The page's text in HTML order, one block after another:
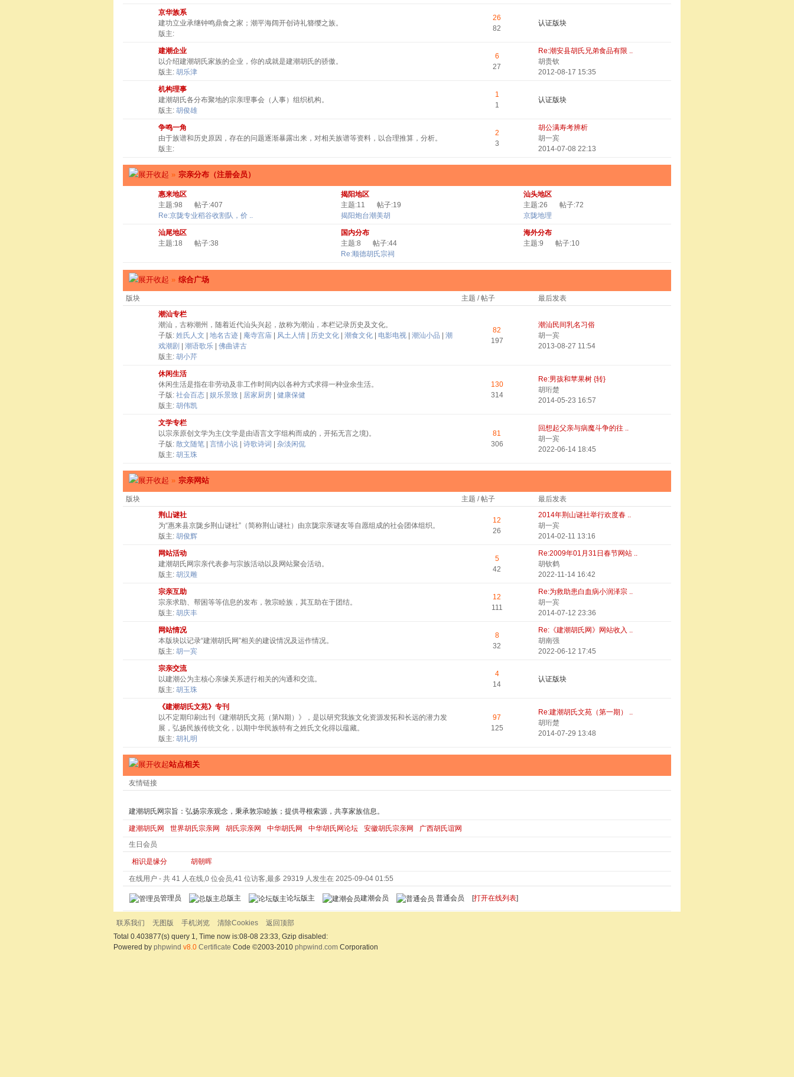
京华族系
建功立业承继钟鸣鼎食之家；潮平海阔开创诗礼簪缨之族。
版主:
26
82
认证版块
建潮企业
以介绍建潮胡氏家族的企业，你的成就是建潮胡氏的骄傲。
版主: 胡乐津
6
27
Re:潮安县胡氏兄弟食品有限 ..
胡贵钦
2012-08-17 15:35
机构理事
建潮胡氏各分布聚地的宗亲理事会（人事）组织机构。
版主: 胡俊雄
1
1
认证版块
争鸣一角
由于族谱和历史原因，存在的问题逐渐暴露出来，对相关族谱等资料，以合理推算，分析。
版主:
2
3
胡公满寿考辨析
胡一宾
2014-07-08 22:13
» 宗亲分布（注册会员）
惠来地区
主题:98
帖子:407
Re:京陇专业稻谷收割队，价 ..
揭阳地区
主题:11
帖子:19
揭阳炮台潮美胡
汕头地区
主题:26
帖子:72
京陇地理
汕尾地区
主题:18
帖子:38
国内分布
主题:8
帖子:44
Re:顺德胡氏宗祠
海外分布
主题:9
帖子:10
» 综合广场
版块 主题 / 帖子
最后发表
潮汕专栏
潮汕，古称潮州，随着近代汕头兴起，故称为潮汕，本栏记录历史及文化。
子版: 姓氏人文 地名古迹 庵寺宫庙 风土人情 历史文化 潮食文化 电影电视 潮汕小品
潮
戏潮剧
潮语歌乐
佛曲讲古
版主: 胡小芹
82
197
潮汕民间乳名习俗
胡一宾
2013-08-27 11:54
休闲生活
休闲生活是指在非劳动及非工作时间内以各种方式求得一种业余生活。
子版: 社会百态 娱乐景致 居家厨房
健康保健
版主: 胡伟凯
130
314
Re:男孩和苹果树 {转}
胡珩楚
2014-05-23 16:57
文学专栏
以宗亲原创文学为主(文学是由语言文字组构而成的，开拓无言之境)。
子版: 散文随笔 言情小说 诗歌诗词
杂淡闲侃
版主: 胡玉珠
81
306
回想起父亲与病魔斗争的往 ..
胡一宾
2022-06-14 18:45
» 宗亲网站
版块 主题 / 帖子
最后发表
荆山谜社
为“惠来县京陇乡荆山谜社”（简称荆山谜社）由京陇宗亲谜友等自愿组成的社会团体组织。
版主: 胡俊辉
12
26
2014年荆山谜社举行欢度春 ..
胡一宾
2014-02-11 13:16
网站活动
建潮胡氏网宗亲代表参与宗族活动以及网站聚会活动。
版主: 胡汉雕
5
42
Re:2009年01月31日春节网站 ..
胡钦鹤
2022-11-14 16:42
宗亲互助
宗亲求助、帮困等等信息的发布，敦宗睦族，其互助在于团结。
版主: 胡庆丰
12
111
Re:为救助患白血病小润泽宗 ..
胡一宾
2014-07-12 23:36
网站情况
本版块以记录“建潮胡氏网”相关的建设情况及运作情况。
版主: 胡一宾
8
32
Re:《建潮胡氏网》网站收入 ..
胡南强
2022-06-12 17:45
宗亲交流
以建潮公为主核心亲缘关系进行相关的沟通和交流。
版主: 胡玉珠
4
14
认证版块
《建潮胡氏文苑》专刊
以不定期印刷出刊《建潮胡氏文苑（第N期）》，是以研究我族文化资源发拓和长远的潜力发
展，弘扬民族传统文化，以期中华民族特有之姓氏文化得以蕴藏。
版主: 胡礼明
97
125
Re:建潮胡氏文苑（第一期） ..
胡珩楚
2014-07-29 13:48
站点相关
友情链接
建潮胡氏网宗旨：弘扬宗亲观念，秉承敦宗睦族；提供寻根索源，共享家族信息。
建潮胡氏网 世界胡氏宗亲网 胡氏宗亲网 中华胡氏网 中华胡氏网论坛 安徽胡氏宗亲网
广西胡氏谊网
生日会员
相识是缘分 胡朝晖
在线用户 - 共 41 人在线,0 位会员,41 位访客,最多 29319 人发生在 2025-09-04 01:55
管理员 总版主 论坛版主 建潮会员 普通会员 [打开在线列表]
联系我们 无图版 手机浏览 清除Cookies
返回顶部
Total 0.403877(s) query 1, Time now is:08-08 23:33, Gzip disabled:
Powered by phpwind v8.0 Certificate Code ©2003-2010 phpwind.com Corporation